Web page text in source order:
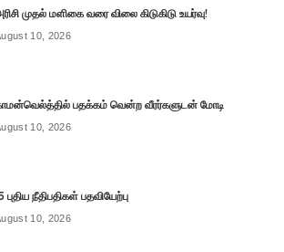
முதல் மளிகை வரை விலை கிடுகிடு உயர்வு!
10, 2026
பதக்கம் வென்ற வீரர்களுடன் மோடி
10, 2026
புதிய நீதிபதிகள் பதவியேற்பு
10, 2026